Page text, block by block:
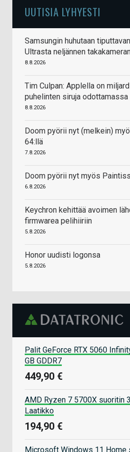
UUTISIA LYHYESTI
Samsungin huhutaan
Ultrasta neljännen
8.8.2026
Tim Culpan: Applella on
puhelinten siruja
8.8.2026
Doom pyörii nyt (melkein)
64:llä
7.8.2026
Doom pyörii nyt myös
6.8.2026
Keychron kehittää avoimen
firmwarea pelihiiriin
5.8.2026
Honor uudisti logonsa
5.8.2026
Palit GeForce RTX 5060
GB GDDR7
449,90 €
AMD Ryzen 7 5700X suoritin
Laatikko
194,90 €
Microsoft Windows 11 Home